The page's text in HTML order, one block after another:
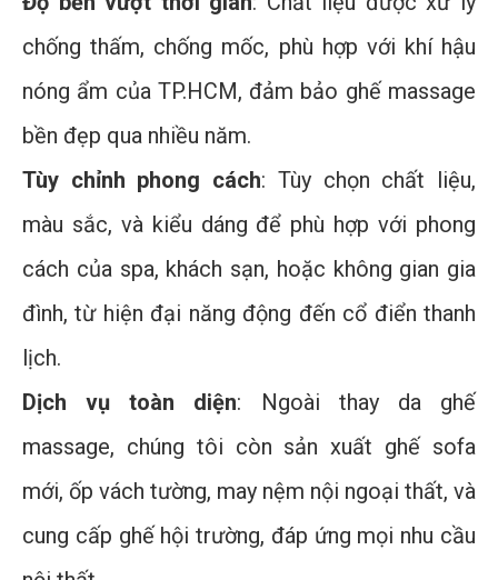
chống thấm, chống mốc, phù hợp với khí hậu
nóng ẩm của TP.HCM, đảm bảo ghế massage
bền đẹp qua nhiều năm.
Tùy chỉnh phong cách: Tùy chọn chất liệu,
màu sắc, và kiểu dáng để phù hợp với phong
cách của spa, khách sạn, hoặc không gian gia
đình, từ hiện đại năng động đến cổ điển thanh
lịch.
Dịch vụ toàn diện: Ngoài thay da ghế
massage, chúng tôi còn sản xuất ghế sofa
mới, ốp vách tường, may nệm nội ngoại thất, và
cung cấp ghế hội trường, đáp ứng mọi nhu cầu